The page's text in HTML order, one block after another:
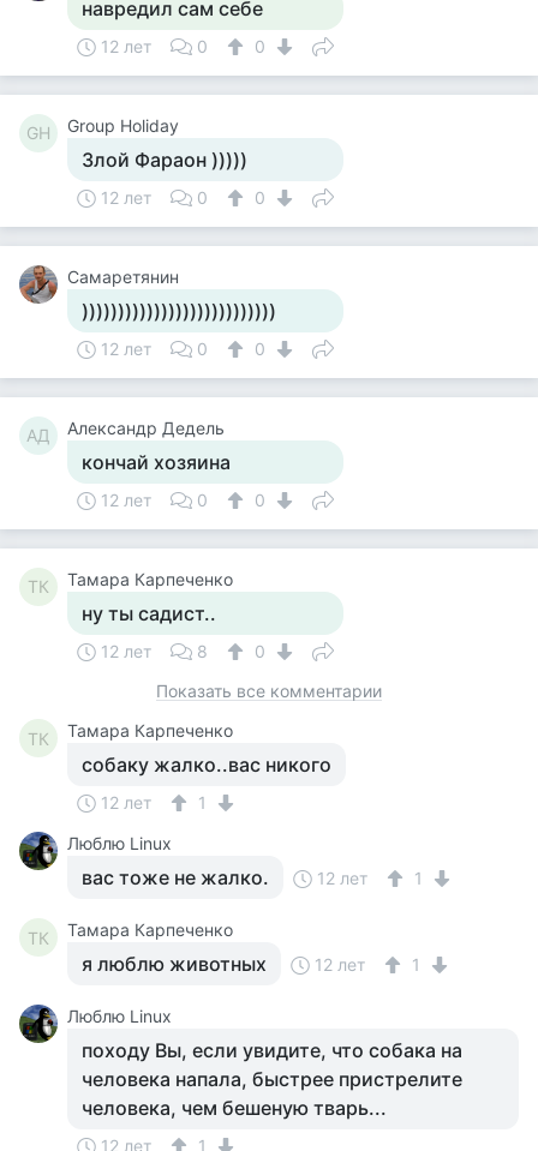
навредил сам себе
12 лет 0 0
GH Group Holiday
Злой Фараон )))))
12 лет 0 0
Самаретянин
)))))))))))))))))))))))))))
12 лет 0 0
АД Александр Дедель
кончай хозяина
12 лет 0 0
ТК Тамара Карпеченко
ну ты садист..
12 лет 8
0
Показать все комментарии
ТК Тамара Карпеченко
собаку жалко..вас никого
12 лет
1
Люблю Linux
вас тоже не жалко. 12 лет 1
ТК Тамара Карпеченко
я люблю животных 12 лет 1
Люблю Linux
походу Вы, если увидите, что собака на
человека напала, быстрее пристрелите
человека, чем бешеную тварь...
12 лет 1